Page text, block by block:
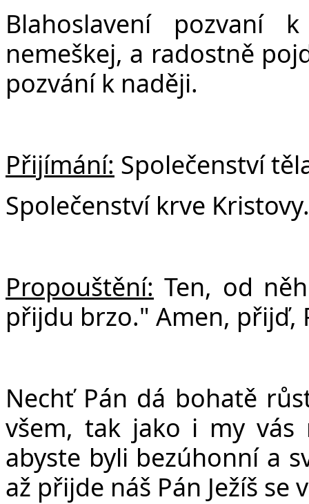
Blahoslavení pozvaní
nemeškej, a radostně
pozvání k naději.
Přijímání: Společenství
Společenství krve Kristovy.
Propouštění: Ten, od
přijdu brzo." Amen, přijď,
Nechť Pán dá bohatě
všem, tak jako i my vás
abyste byli bezúhonní a
až přijde náš Pán Ježíš se